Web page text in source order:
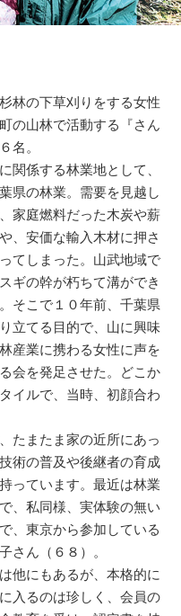
林の下草刈りをする女性
の山林で活動する『さん
名。
係する林業地として、
県の林業。需要を見越し
家庭燃料だった木炭や薪
、安価な輸入木材に押さ
てしまった。山武地域で
ギの幹が朽ちて溝ができ
そこで１０年前、千葉県
立てる目的で、山に興味
産業に携わる女性に声を
会を発足させた。どこか
イルで、当時、初顔合わ
たまたま家の近所にあっ
術の普及や後継者の育成
っています。最近は林業
、私同様、実体験の無い
、東京から参加している
さん（６８）。
他にもあるが、本格的に
入るのは珍しく、会員の